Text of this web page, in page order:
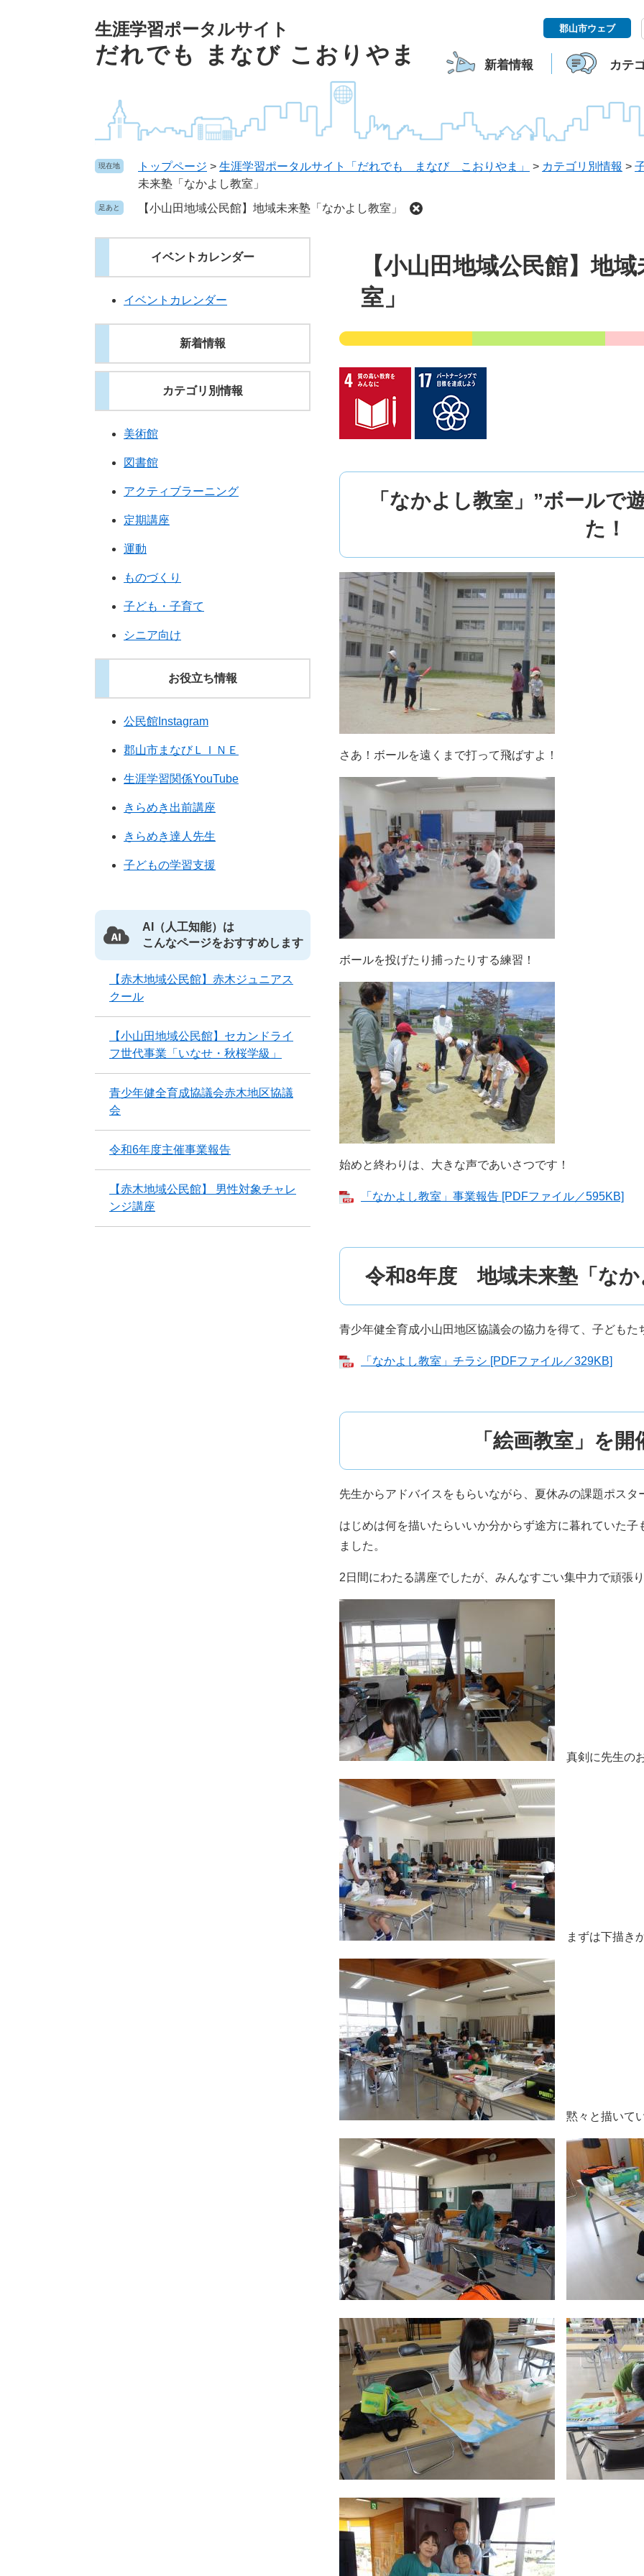
生涯学習ポータルサイト
だれでも まなび こおりやま
郡山市ウェブ
新着情報 カテ
現在地 トップページ > 生涯学習ポータルサイト「だれでも まなび こおりやま」 > カテゴリ別情報 >
未来塾「なかよし教室」
足あと 【小山田地域公民館】地域未来塾「なかよし教室」
【小山田地域公民館】地
室」
「なかよし教室」”ボールで
た！
さあ！ボールを遠くまで打って飛ばすよ！
ボールを投げたり捕ったりする練習！
始めと終わりは、大きな声であいさつです！
「なかよし教室」事業報告 [PDFファイル／595KB]
令和8年度 地域未来塾「なか
青少年健全育成小山田地区協議会の協力を得て、子どもた
「なかよし教室」チラシ [PDFファイル／329KB]
「絵画教室」を
先生からアドバイスをもらいながら、夏休みの課題ポスタ
はじめは何を描いたらいいか分からず途方に暮れていた
ました。
2日間にわたる講座でしたが、みんなすごい集中力で頑張り
真剣に先生の
まずは下描き
黙々と描いて
イベントカレンダー
イベントカレンダー
新着情報
カテゴリ別情報
美術館
図書館
アクティブラーニング
定期講座
運動
ものづくり
子ども・子育て
シニア向け
お役立ち情報
公民館Instagram
郡山市まなびＬＩＮＥ
生涯学習関係YouTube
きらめき出前講座
きらめき達人先生
子どもの学習支援
AI（人工知能）は
こんなページをおすすめします
【赤木地域公民館】赤木ジュニアス
クール
【小山田地域公民館】セカンドライ
フ世代事業「いなせ・秋桜学級」
青少年健全育成協議会赤木地区協議
会
令和6年度主催事業報告
【赤木地域公民館】 男性対象チャレ
ンジ講座